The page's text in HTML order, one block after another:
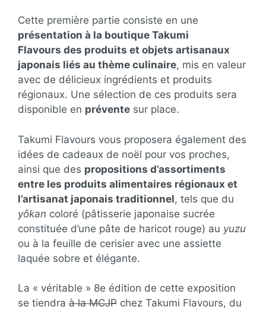
Cette première partie consiste en une
présentation à la boutique Takumi
Flavours des produits et objets artisanaux
japonais liés au thème culinaire, mis en valeur
avec de délicieux ingrédients et produits
régionaux. Une sélection de ces produits sera
disponible en prévente sur place.
Takumi Flavours vous proposera également des
idées de cadeaux de noël pour vos proches,
ainsi que des propositions d’assortiments
entre les produits alimentaires régionaux et
l’artisanat japonais traditionnel, tels que du
yôkan coloré (pâtisserie japonaise sucrée
constituée d’une pâte de haricot rouge) au yuzu
ou à la feuille de cerisier avec une assiette
laquée sobre et élégante.
La « véritable » 8e édition de cette exposition
se tiendra à la MCJP chez Takumi Flavours, du